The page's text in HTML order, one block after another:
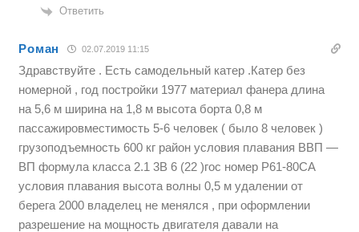
Ответить
Роман 02.07.2019 11:15
Здравствуйте . Есть самодельный катер .Катер без
номерной , год постройки 1977 материал фанера длина
на 5,6 м ширина на 1,8 м высота борта 0,8 м
пассажировместимость 5-6 человек ( было 8 человек )
грузоподъемность 600 кг район условия плавания ВВП —
ВП формула класса 2.1 3В 6 (22 )гос номер Р61-80СА
условия плавания высота волны 0,5 м удалении от
берега 2000 владелец не менялся , при оформлении
разрешение на мощность двигателя давали на